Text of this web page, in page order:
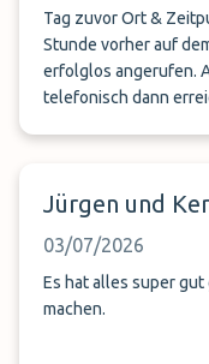
Tag zuvor Ort &
Stunde vorher auf
erfolglos angerufen.
telefonisch dann
hat sich nicht für
keine
Ersatzwagen war
wohl nicht von der
Jürgen und
03/07/2026
Es hat alles super
machen.